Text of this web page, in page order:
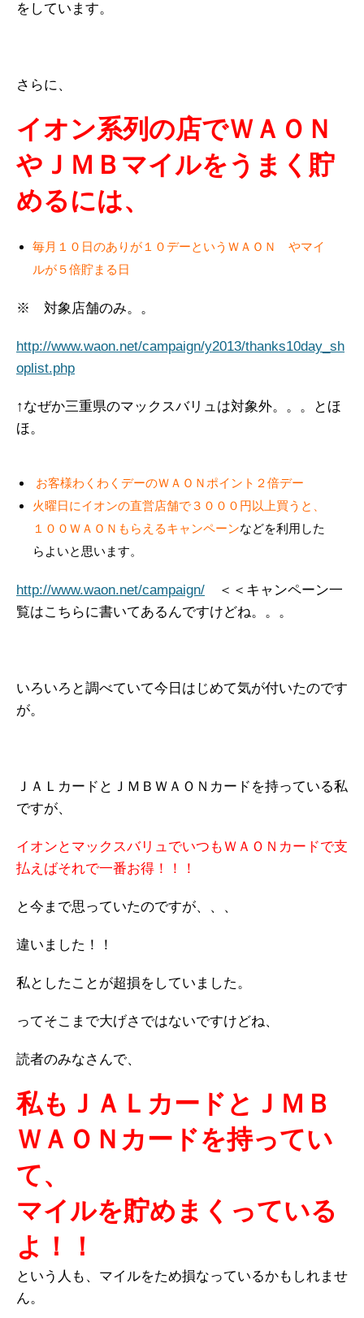
をしています。
さらに、
イオン系列の店でＷＡＯＮ
やＪＭＢマイルをうまく貯
めるには、
毎月１０日のありが１０デーというＷＡＯＮ やマイ
ルが５倍貯まる日
※ 対象店舗のみ。。
http://www.waon.net/campaign/y2013/thanks10day_sh
oplist.php
↑なぜか三重県のマックスバリュは対象外。。。とほ
ほ。
お客様わくわくデーのＷＡＯＮポイント２倍デー
火曜日にイオンの直営店舗で３０００円以上買うと、
１００ＷＡＯＮもらえるキャンペーンなどを利用した
らよいと思います。
http://www.waon.net/campaign/ ＜＜キャンペーン一
覧はこちらに書いてあるんですけどね。。。
いろいろと調べていて今日はじめて気が付いたのです
が。
ＪＡＬカードとＪＭＢＷＡＯＮカードを持っている私
ですが、
イオンとマックスバリュでいつもＷＡＯＮカードで支
払えばそれで一番お得！！！
と今まで思っていたのですが、、、
違いました！！
私としたことが超損をしていました。
ってそこまで大げさではないですけどね、
読者のみなさんで、
私もＪＡＬカードとＪＭＢ
ＷＡＯＮカードを持ってい
て、
マイルを貯めまくっている
よ！！
という人も、マイルをため損なっているかもしれませ
ん。